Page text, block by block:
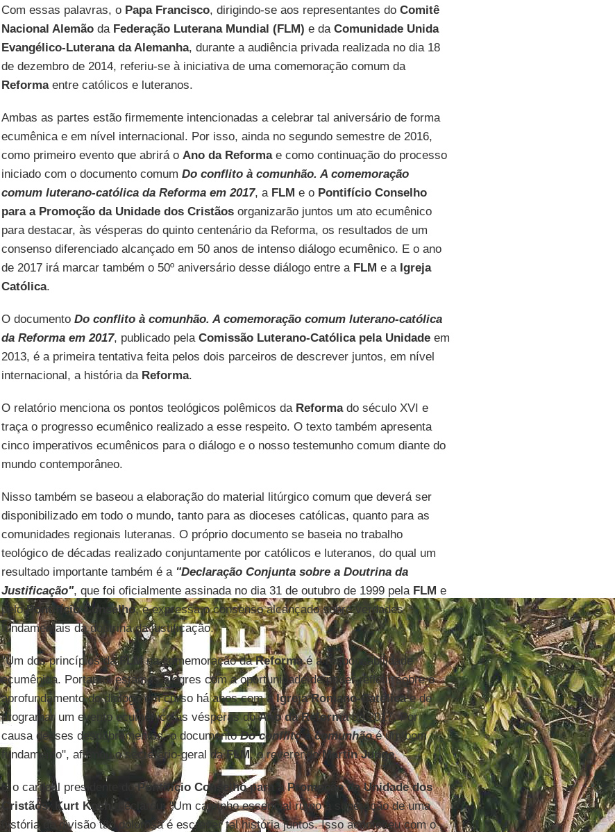
Com essas palavras, o Papa Francisco, dirigindo-se aos representantes do Comitê
Nacional Alemãoda Federação Luterana Mundial (FLM) e da Comunidade Unida
Evangélico-Luterana da Alemanha, durante a audiência privada realizada no dia 18
de dezembro de 2014, referiu-se à iniciativa de uma comemoração comum da
Reformaentre católicos e luteranos.
Ambas as partes estão firmemente intencionadas a celebrar tal aniversário de forma
ecumênica e em nível internacional. Por isso, ainda no segundo semestre de 2016,
como primeiro evento que abrirá o Ano da Reformae como continuação do processo
iniciado com o documento comum Do conflito à comunhão. A comemoração
comum luterano-católica da Reforma em 2017, a FLM e o Pontifício Conselho
para a Promoção da Unidade dos Cristãosorganizarão juntos um ato ecumênico
para destacar, às vésperas do quinto centenário da Reforma, os resultados de um
consenso diferenciado alcançado em 50 anos de intenso diálogo ecumênico. E o ano
de 2017 irá marcar também o 50º aniversário desse diálogo entre a FLM e a Igreja
Católica.
O documento Do conflito à comunhão. A comemoração comum luterano-católica
da Reforma em 2017, publicado pela Comissão Luterano-Católica pela Unidadeem
2013, é a primeira tentativa feita pelos dois parceiros de descrever juntos, em nível
internacional, a história da Reforma.
O relatório menciona os pontos teológicos polêmicos da Reformado século XVI e
traça o progresso ecumênico realizado a esse respeito. O texto também apresenta
cinco imperativos ecumênicos para o diálogo e o nosso testemunho comum diante do
mundo contemporâneo.
Nisso também se baseou a elaboração do material litúrgico comum que deverá ser
disponibilizado em todo o mundo, tanto para as dioceses católicas, quanto para as
comunidades regionais luteranas. O próprio documento se baseia no trabalho
teológico de décadas realizado conjuntamente por católicos e luteranos, do qual um
resultado importante também é a "Declaração Conjunta sobre a Doutrina da
Justificação", que foi oficialmente assinada no dia 31 de outubro de 1999 pela FLM e
peloPontifício Conselho, e expressa o consenso alcançado sobre verdades
fundamentais da doutrina da justificação.
"Um dos princípios daFLMna comemoração daReformaé a responsabilidade
ecumênica. Portanto, estamos alegres com a oportunidade de poder refletir sobre o
aprofundamento do diálogo em curso há anos com aIgreja Romano-Católicae de
programar um evento ecumênico às vésperas doAno da Reformade 2017. Por
causa desses desdobramentos, o documentoDo conflito à comunhão é um bom
fundamento", afirmou o secretário-geral daFLM, o reverendoMartin Junge.
E o cardeal presidente doPontifício Conselho para a Promoção da Unidade dos
Cristãos, Kurt Koch , declarou: "Um caminho essencial rumo à superação de uma
história de divisão tão dolorosa é escrever tal história juntos. Isso aconteceu com o